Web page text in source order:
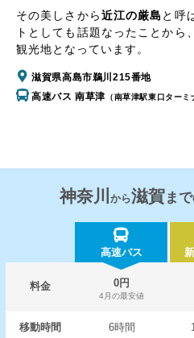
その美しさから近江の厳島 と呼
トとしても話題なったことから
観光地となっています。
滋賀県高島市鵜川215番地
高速バス 南草津 （南草津駅東口ターミ
神奈川 から滋賀ま
高速バス
料金 0円
4月の最安値
移動時間 6時間